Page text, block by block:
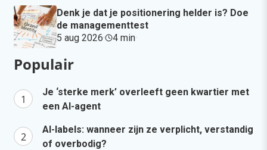
Denk je dat je positionering helder is? Doe
de managementtest
5 aug 2026· 4 min·
Populair
Je ‘sterke merk’ overleeft geen kwartier met
een AI-agent
AI-labels: wanneer zijn ze verplicht, verstandig
of overbodig?